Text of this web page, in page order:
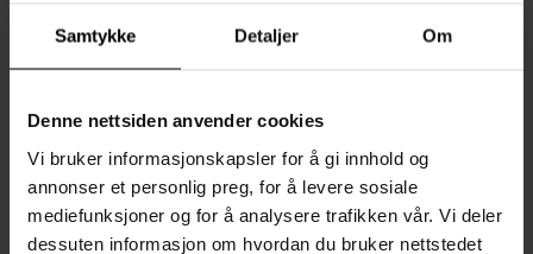
Samtykke Detaljer Om
Denne nettsiden anvender cookies
Vi bruker informasjonskapsler for å gi innhold og
annonser et personlig preg, for å levere sosiale
mediefunksjoner og for å analysere trafikken vår. Vi deler
dessuten informasjon om hvordan du bruker nettstedet
✔ Elegante metallben gir et luftig uttrykk og sikrer lang
holdbarhet
✔ Den robuste trerammen gir stabilitet og god struktur
over tid